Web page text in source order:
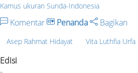
Kamus ukuran Sunda-Indonesia
Komentar Penanda Bagikan
Asep Rahmat Hidayat Vita Luthfia Urfa
Edisi